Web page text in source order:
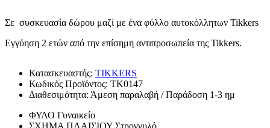
Σε συσκευασία δώρου μαζί με ένα φύλλο αυτοκόλλητων Tikkers
Εγγύηση 2 ετών από την επίσημη αντιπροσωπεία της Tikkers.
Κατασκευαστής: TIKKERS
Κωδικός Προϊόντος: TK0147
Διαθεσιμότητα: Άμεση παραλαβή / Παράδοση 1-3 ημ
ΦΥΛΟ Γυναικείο
ΣΧΗΜΑ ΠΛΑΙΣΙΟΥ Στρογγυλό